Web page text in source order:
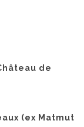
de
(ex Matmut